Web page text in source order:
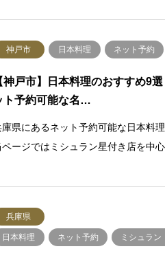
神戸市 日本料理 ネット予約
神戸市】日本料理のおすすめ9
ト予約可能な名…
庫県にあるネット予約可能な日本料
ページではミシュラン星付き店を中
兵庫県
日本料理 ネット予約 ミシュラン